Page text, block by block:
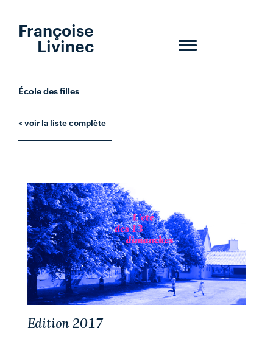
Toggle
Françoise
Livinec
École des filles
< voir la liste complète
Edition 2017